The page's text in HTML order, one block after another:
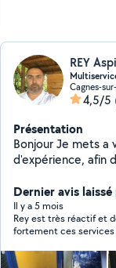
REY
Cagnes-
4,5/5
Présentation
Bonjour Je mets a
d'expérience, afin
Déplacement et devis
renseignement
Dernier avis
Il y a 5 mois
Rey est très réactif et
fortement ces